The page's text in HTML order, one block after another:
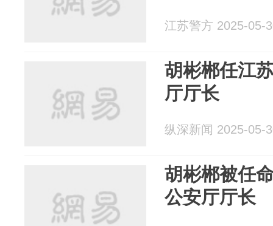
江苏警方 2025-05-
胡彬郴任江
厅厅长
纵深新闻 2025-05-
胡彬郴被任
公安厅厅长